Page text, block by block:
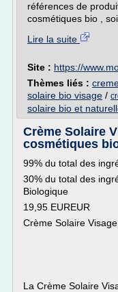
références de
cosmétiques bio ,
Lire la suite
Site : https://
Thèmes liés :
solaire bio visage /
solaire bio et
Crème Solaire
cosmétiques
99% du total des
30% du total des
Biologique
19,95 EUREUR
Crème Solaire
La Crème Solaire